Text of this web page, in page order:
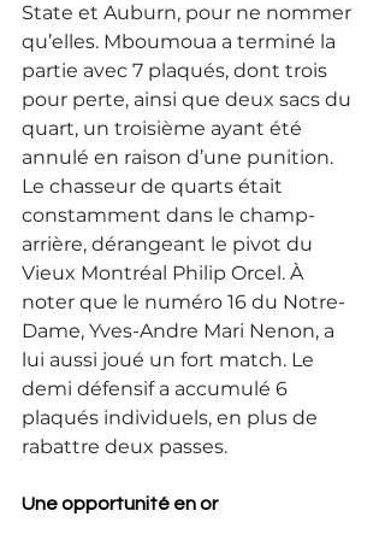
State et Auburn, pour ne nommer
qu’elles. Mboumoua a terminé la
partie avec 7 plaqués, dont trois
pour perte, ainsi que deux sacs du
quart, un troisième ayant été
annulé en raison d’une punition.
Le chasseur de quarts était
constamment dans le champ-
arrière, dérangeant le pivot du
Vieux Montréal Philip Orcel. À
noter que le numéro 16 du Notre-
Dame, Yves-Andre Mari Nenon, a
lui aussi joué un fort match. Le
demi défensif a accumulé 6
plaqués individuels, en plus de
rabattre deux passes.
Une opportunité en or